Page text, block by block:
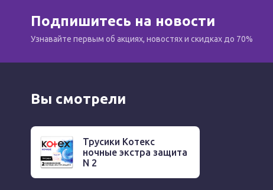
Подпишитесь на новости
Узнавайте первым об акциях, новостях и скидках до 70%
Вы смотрели
Трусики Котекс
ночные экстра защита
N 2